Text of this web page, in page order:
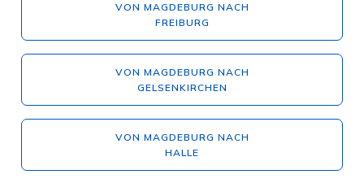
VON MAGDEBURG NACH
FREIBURG
VON MAGDEBURG NACH
GELSENKIRCHEN
VON MAGDEBURG NACH
HALLE